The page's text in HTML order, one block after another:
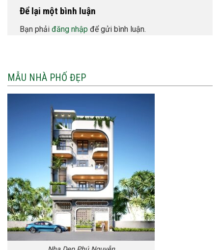
Để lại một bình luận
Bạn phải đăng nhập để gửi bình luận.
MẪU NHÀ PHỐ ĐẸP